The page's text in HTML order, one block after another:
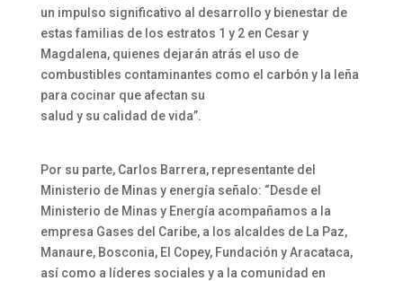
un impulso significativo al desarrollo y bienestar de
estas familias de los estratos 1 y 2 en Cesar y
Magdalena, quienes dejarán atrás el uso de
combustibles contaminantes como el carbón y la leña
para cocinar que afectan su
salud y su calidad de vida”.
Por su parte, Carlos Barrera, representante del
Ministerio de Minas y energía señalo: “Desde el
Ministerio de Minas y Energía acompañamos a la
empresa Gases del Caribe, a los alcaldes de La Paz,
Manaure, Bosconia, El Copey, Fundación y Aracataca,
así como a líderes sociales y a la comunidad en